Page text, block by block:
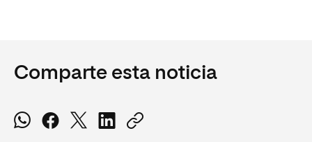
Comparte esta noticia